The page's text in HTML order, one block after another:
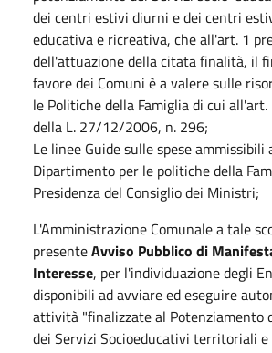
dei centri estivi diurni e dei centri
educativa e ricreativa, che all'art. 1
dell'attuazione della citata finalità, il
favore dei Comuni è a valere sulle
le Politiche della Famiglia di cui
della L. 27/12/2006, n. 296;
Le linee Guide sulle spese ammissibili
Dipartimento per le politiche della
Presidenza del Consiglio dei Ministri;
L'Amministrazione Comunale a tale
presenteAvviso Pubblico di
Interesse, per l'individuazione degli
disponibili ad avviare ed eseguire
attività "finalizzate al Potenziamento
dei Servizi Socioeducativi territoriali